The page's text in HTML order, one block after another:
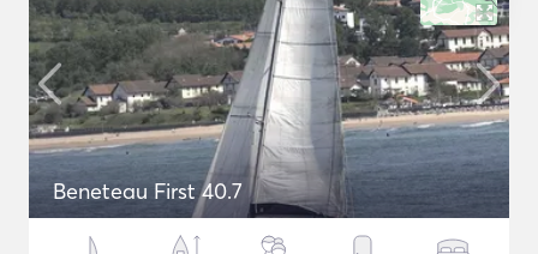
Beneteau First 40.7